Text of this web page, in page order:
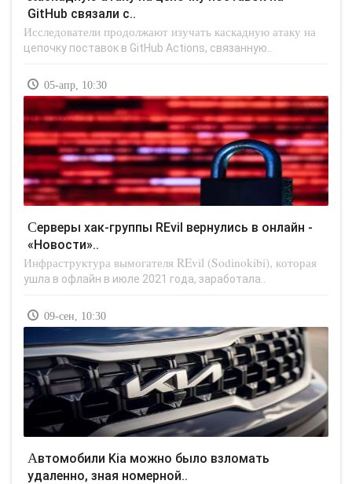
GitHub связали с..
Исследователи продолжают изучать каскадную атаку на
цепочку поставок в GitHub Actions, связанную..
05-апр, 10:30
Серверы хак-группы REvil вернулись в онлайн -
«Новости»..
Инфраструктура вымогателя REvil (Sodinokibi), которая
ушла в офлайн в июле 2021 года, заработала..
09-сен, 10:30
Автомобили Kia можно было взломать
удаленно, зная номерной..